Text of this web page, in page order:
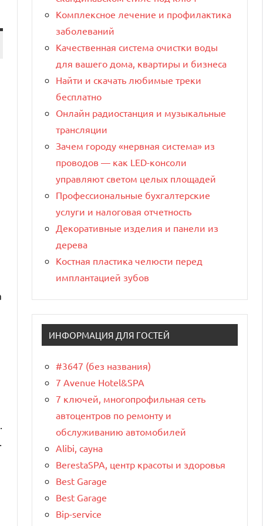
Комплексное лечение и профилактика
заболеваний
Качественная система очистки воды
для вашего дома, квартиры и бизнеса
Найти и скачать любимые треки
бесплатно
Онлайн радиостанция и музыкальные
трансляции
Зачем городу «нервная система» из
проводов — как LED-консоли
управляют светом целых площадей
Профессиональные бухгалтерские
услуги и налоговая отчетность
Декоративные изделия и панели из
дерева
Костная пластика челюсти перед
имплантацией зубов
ИНФОРМАЦИЯ ДЛЯ ГОСТЕЙ
#3647 (без названия)
7 Avenue Hotel&SPA
7 ключей, многопрофильная сеть
автоцентров по ремонту и
обслуживанию автомобилей
Alibi, сауна
BerestaSPA, центр красоты и здоровья
Best Garage
Best Garage
Bip-service